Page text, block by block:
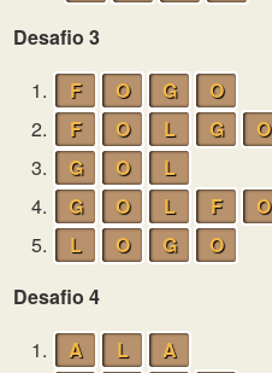
Desafio 3
1.
F O G
O
2.
F O L G
O
3.
G O
L
4.
G O L F
O
5.
L O G
O
Desafio 4
1.
A L
A